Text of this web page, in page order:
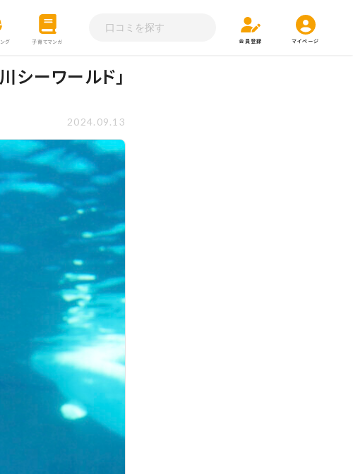
グ 子育てマンガ 会員登録 マイページ
シーワールド」
2024.09.13